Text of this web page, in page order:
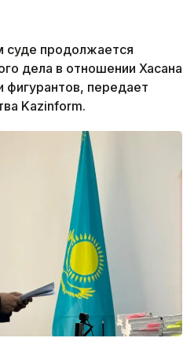
суде продолжается
дела в отношении Хасана
передает
Kazinform.